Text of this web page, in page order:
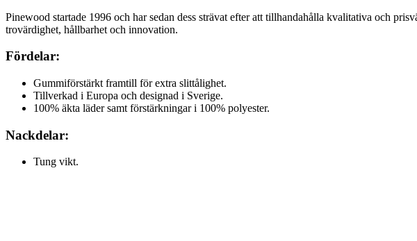
Pinewood startade 1996 och har sedan dess strävat efter att tillhandahålla kvalitativa och
trovärdighet, hållbarhet och innovation.
Fördelar:
Gummiförstärkt framtill för extra slittålighet.
Tillverkad i Europa och designad i Sverige.
100% äkta läder samt förstärkningar i 100% polyester.
Nackdelar:
Tung vikt.